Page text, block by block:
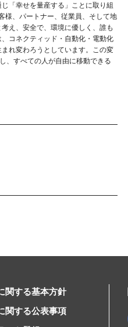
「幸せを量産する」ことに取り組
様、パートナー、従業員、そして地
え、安全で、環境に優しく、誰も
コネクティッド・自動化・電動化
れ変わろうとしています。この変
、すべての人が自由に移動できる
関する基本方針
関する公表事項